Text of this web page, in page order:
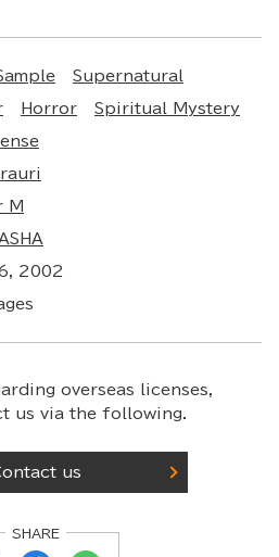
Supernatural
Horror Spiritual Mystery
M
2002
overseas licenses,
us via the following.
us
SHARE